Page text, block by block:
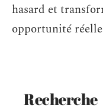
hasard et
opportunité
Recherche